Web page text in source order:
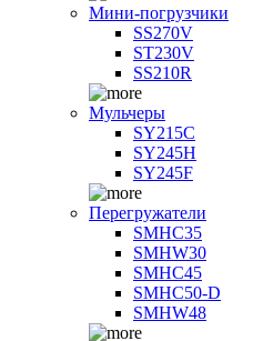
Мини-погрузчики
SS270V
ST230V
SS210R
Мульчеры
SY215C
SY245H
SY245F
Перегружатели
SMHC35
SMHW30
SMHC45
SMHC50-D
SMHW48